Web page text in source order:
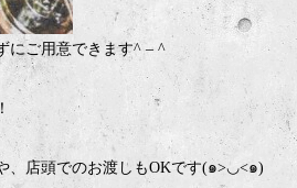
にご用意できます^ – ^
、店頭でのお渡しもOKです(๑>◡<๑)